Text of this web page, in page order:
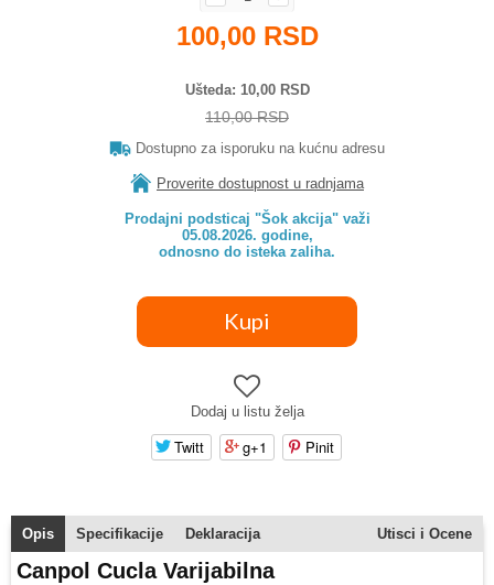
100,00 RSD
Ušteda 10,00 RSD
110,00 RSD
Dostupno za isporuku na kućnu adresu
Proverite dostupnost u radnjama
Prodajni podsticaj "Šok akcija" važi
05.08.2026. godine,
odnosno do isteka zaliha.
Dodaj u listu želja
Twitt g+1 Pinit
Opis Specifikacije Deklaracija Utisci i Ocene
Canpol Cucla Varijabilna